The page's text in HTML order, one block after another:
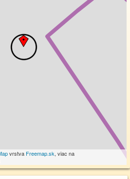
vrstva Freemap.sk, viac na